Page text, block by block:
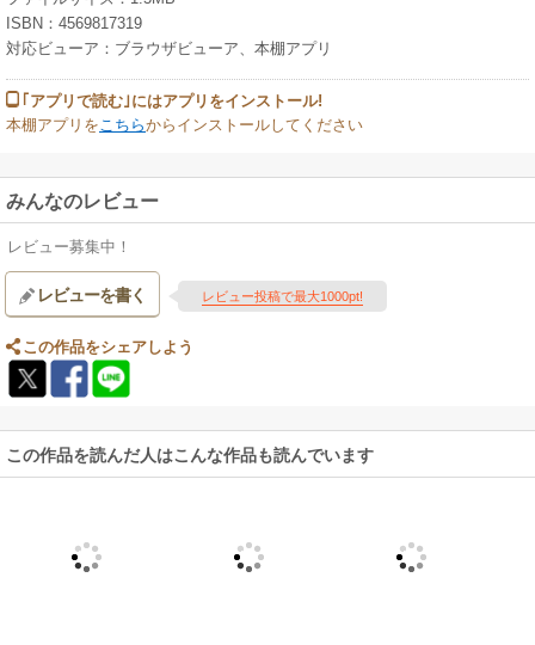
ISBN：4569817319
対応ビューア：ブラウザビューア、本棚アプリ
｢アプリで読む｣にはアプリをインストール!
本棚アプリを こちらからインストールしてください
みんなのレビュー
レビュー募集中！
レビューを書く レビュー投稿で最大1000pt!
この作品をシェアしよう
この作品を読んだ人はこんな作品も読んでいます